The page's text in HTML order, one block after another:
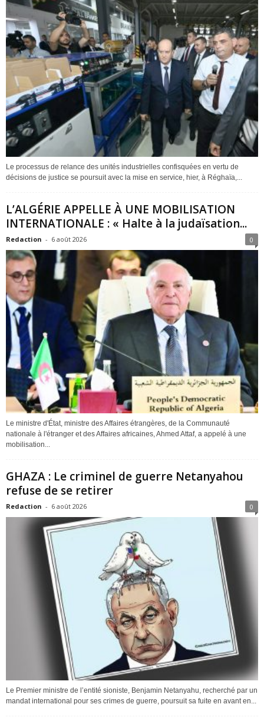
Le processus de relance des unités industrielles confisquées en vertu de
décisions de justice se poursuit avec la mise en service, hier, à Réghaïa,...
L’ALGÉRIE APPELLE À UNE MOBILISATION
INTERNATIONALE : « Halte à la judaïsation...
Redaction - 6 août 2026 0
Le ministre d'État, ministre des Affaires étrangères, de la Communauté
nationale à l'étranger et des Affaires africaines, Ahmed Attaf, a appelé à une
mobilisation...
GHAZA : Le criminel de guerre Netanyahou
refuse de se retirer
Redaction - 6 août 2026 0
Le Premier ministre de l’entité sioniste, Benjamin Netanyahu, recherché par un
mandat international pour ses crimes de guerre, poursuit sa fuite en avant en...